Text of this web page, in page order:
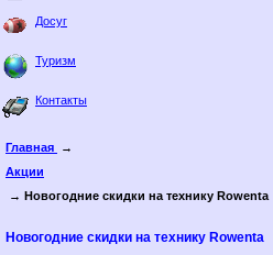
Досуг
Туризм
Контакты
Главная
→
Акции
→ Новогодние скидки на технику Rowenta
Новогодние скидки на технику Rowenta